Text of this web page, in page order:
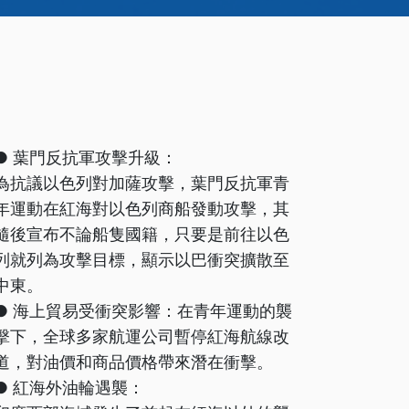
葉門反抗軍攻擊升級：
抗議以色列對加薩攻擊，葉門反抗軍青
運動在紅海對以色列商船發動攻擊，其
後宣布不論船隻國籍，只要是前往以色
就列為攻擊目標，顯示以巴衝突擴散至
東。
海上貿易受衝突影響：在青年運動的襲
下，全球多家航運公司暫停紅海航線改
，對油價和商品價格帶來潛在衝擊。
紅海外油輪遇襲：